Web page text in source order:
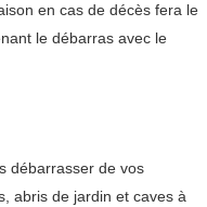
en cas de décès fera le
le débarras avec le
débarrasser de vos
abris de jardin et caves à